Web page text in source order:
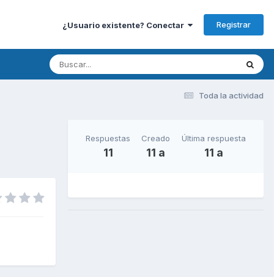
¿Usuario existente? Conectar Registrar
Toda la actividad
Respuestas
11
Creado
11 a
Última respuesta
11 a